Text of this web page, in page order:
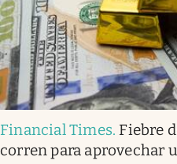
Financial Times. Fiebre
corren para aprovechar